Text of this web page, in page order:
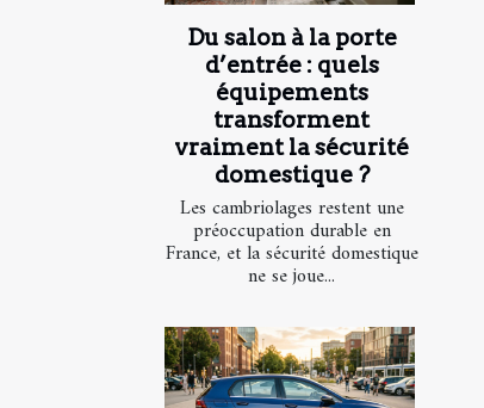
Du salon à la porte
d’entrée : quels
équipements
transforment
vraiment la sécurité
domestique ?
Les cambriolages restent une
préoccupation durable en
France, et la sécurité domestique
ne se joue...